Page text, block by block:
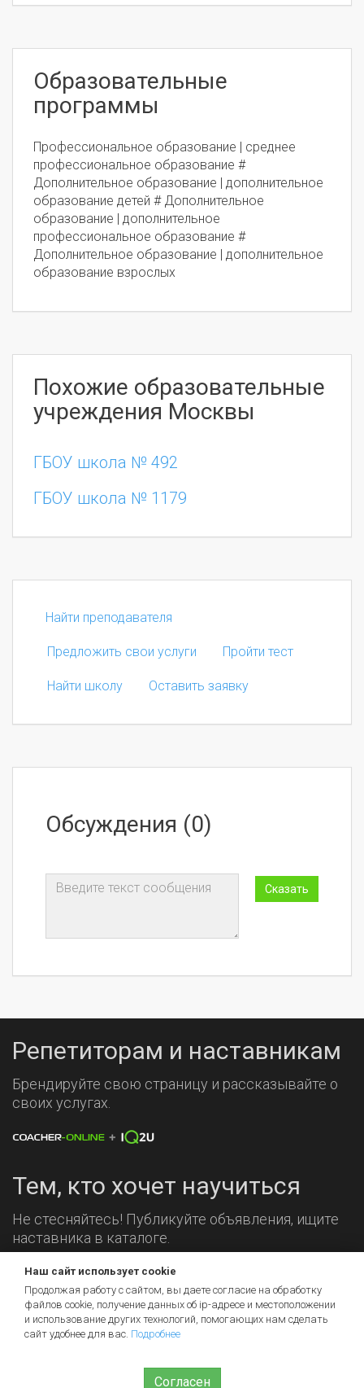
Образовательные
программы
Профессиональное образование | среднее
профессиональное образование #
Дополнительное образование | дополнительное
образование детей # Дополнительное
образование | дополнительное
профессиональное образование #
Дополнительное образование | дополнительное
образование взрослых
Похожие образовательные
учреждения Москвы
ГБОУ школа № 492
ГБОУ школа № 1179
Найти преподавателя
Предложить свои услуги Пройти тест
Найти школу Оставить заявку
Обсуждения (0)
Репетиторам и наставникам
Брендируйте свою страницу и рассказывайте о
своих услугах.
Тем, кто хочет научиться
Не стесняйтесь! Публикуйте объявления, ищите
наставника в каталоге.
Мы на связи!
Наш сайт использует cookie
Продолжая работу с сайтом, вы даете согласие на обработку
файлов cookie, получение данных об ip-адресе и местоположении
и использование других технологий, помогающих нам сделать
сайт удобнее для вас. Подробнее
Согласен